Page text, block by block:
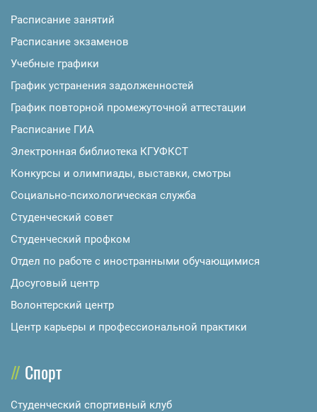
Расписание занятий
Расписание экзаменов
Учебные графики
График устранения задолженностей
График повторной промежуточной аттестации
Расписание ГИА
Электронная библиотека КГУФКСТ
Конкурсы и олимпиады, выставки, смотры
Социально-психологическая служба
Студенческий совет
Студенческий профком
Отдел по работе с иностранными обучающимися
Досуговый центр
Волонтерский центр
Центр карьеры и профессиональной практики
Спорт
Студенческий спортивный клуб